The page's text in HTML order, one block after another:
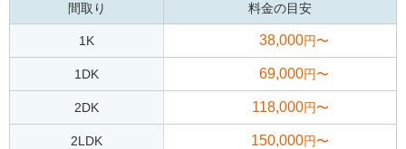
間取り 料金の目安
1K 38,000円〜
1DK 69,000円〜
2DK 118,000円〜
2LDK 150,000円〜